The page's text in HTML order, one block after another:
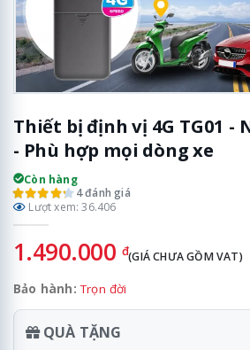
Thiết bị định vị 4G TG01 -
- Phù hợp mọi dòng xe
Còn hàng
4 đánh giá
Lượt xem: 36.406
1.490.000 đ(GIÁ CHƯA GỒM VAT)
Bảo hành: Trọn đời
QUÀ TẶNG